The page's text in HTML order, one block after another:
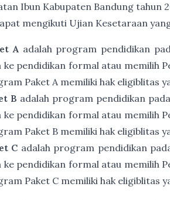
Ibun Kabupaten Bandung tahun
mengikuti Ujian Kesetaraan
Aadalah program pendidikan
pendidikan formal atau memilih
Paket A memiliki hak eligiblitas
B adalah program pendidikan
pendidikan formal atau memilih
Paket B memiliki hak eligiblitas
C adalah program pendidikan
pendidikan formal atau memilih
Paket C memiliki hak eligiblitas